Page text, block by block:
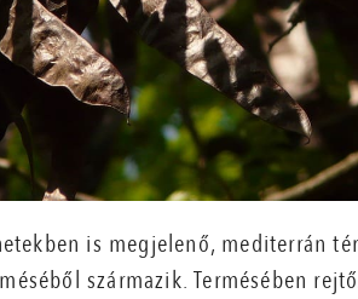
is megjelenő, mediterrán
származik. Termésében